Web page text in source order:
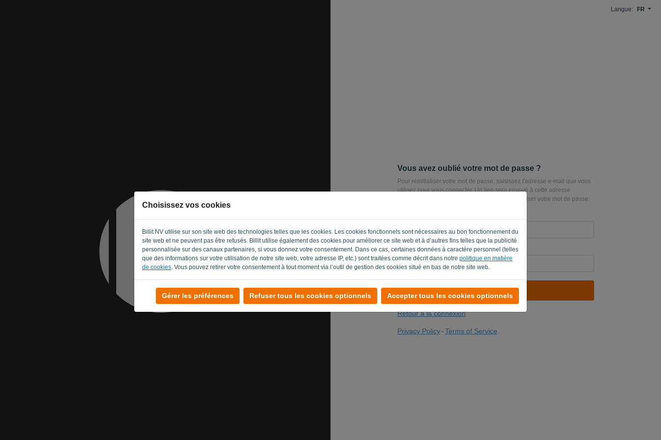
Choisissez vos cookies
Billit NV utilise sur son site web des technologies telles que les cookies. Les cookies fonctionnels sont nécessaires au bon fonctionnement du
site web et ne peuvent pas être refusés. Billit utilise également des cookies pour améliorer ce site web et à d’autres fins telles que la publicité
personnalisée sur des canaux partenaires, si vous donnez votre consentement. Dans ce cas, certaines données à caractère personnel (telles
que des informations sur votre utilisation de notre site web, votre adresse IP, etc.) sont traitées comme décrit dans notre politique en matière
de cookies . Vous pouvez retirer votre consentement à tout moment via l’outil de gestion des cookies situé en bas de notre site web.
Gérer les préférences Refuser tous les cookies optionnels Accepter tous les cookies optionnels
Langue: FR
Vous avez oublié votre mot de passe ?
Pour réinitialiser votre mot de passe, saisissez l'adresse e-mail que vous
utilisez pour vous connecter. Un lien sera envoyé à cette adresse
électronique. Vous pourrez l’utiliser pour réinitialiser votre mot de passe.
Vous n'êtes pas un robot ? Remplissez '
ENVOYER LE LIEN
Retour à la connexion
Privacy Policy - Terms of Service